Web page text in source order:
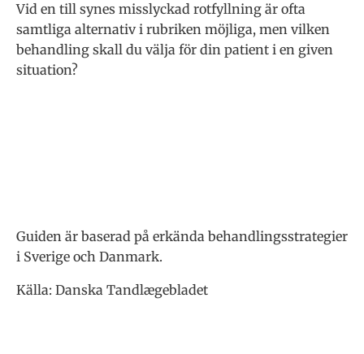
Vid en till synes misslyckad rotfyllning är ofta
samtliga alternativ i rubriken möjliga, men vilken
behandling skall du välja för din patient i en given
situation?
Guiden är baserad på erkända behandlingsstrategier
i Sverige och Danmark.
Källa: Danska Tandlægebladet